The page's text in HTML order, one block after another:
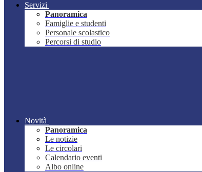
Servizi
Panoramica
Famiglie e studenti
Personale scolastico
Percorsi di studio
Novità
Panoramica
Le notizie
Le circolari
Calendario eventi
Albo online